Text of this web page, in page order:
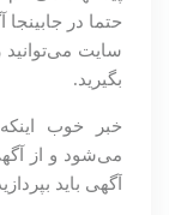
حتما در
سایت می‌توانید
بگیرید.
خبر خوب
آگهی باید